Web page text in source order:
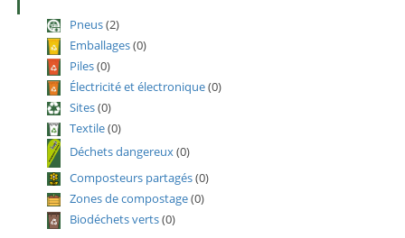
Pneus(2)
Emballages(0)
Piles(0)
Électricité et électronique(0)
Sites(0)
Textile(0)
Déchets dangereux(0)
Composteurs partagés(0)
Zones de compostage(0)
Biodéchets verts(0)